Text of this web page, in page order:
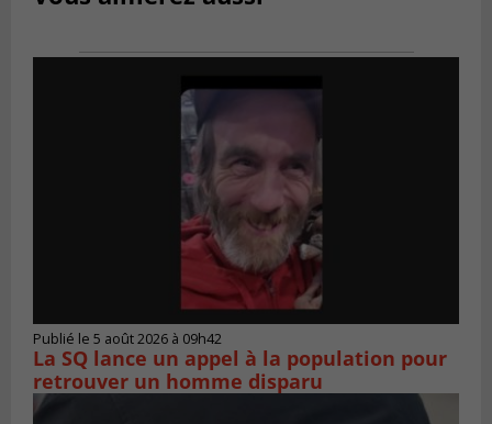
Publié le 5 août 2026 à 09h42
La SQ lance un appel à la population pour
retrouver un homme disparu